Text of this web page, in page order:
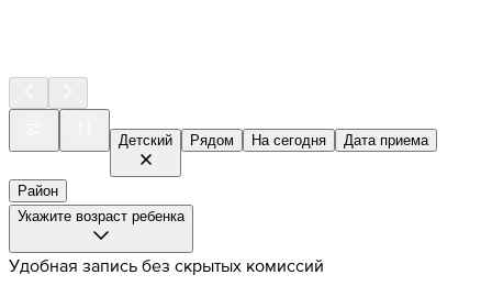
Детский Рядом На сегодня Дата приема
Район
Укажите возраст ребенка
Удобная запись без скрытых комиссий